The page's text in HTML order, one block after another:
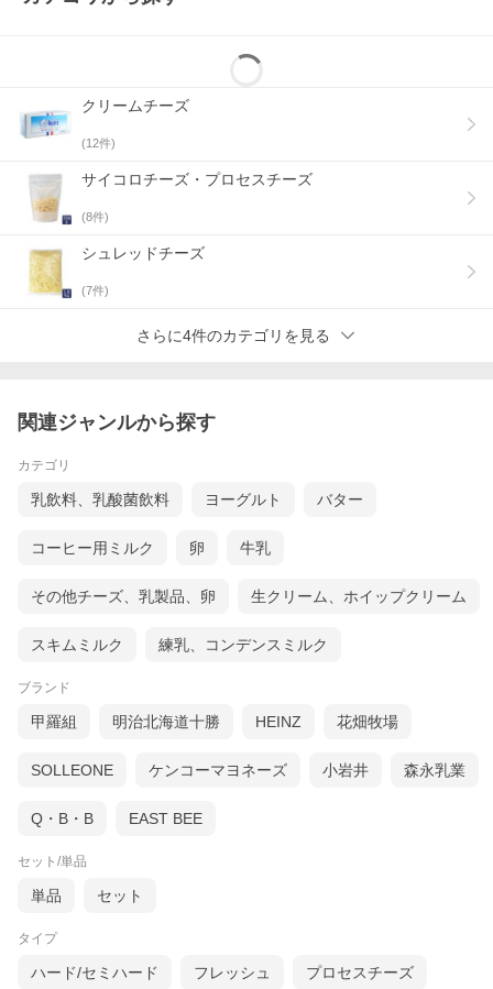
クリームチーズ
(12件)
サイコロチーズ・プロセスチーズ
(8件)
シュレッドチーズ
(7件)
さらに4件のカテゴリを見る
関連ジャンルから探す
カテゴリ
乳飲料、乳酸菌飲料 ヨーグルト バター
コーヒー用ミルク 卵 牛乳
その他チーズ、乳製品、卵 生クリーム、ホイップクリーム
スキムミルク 練乳、コンデンスミルク
ブランド
甲羅組 明治北海道十勝 HEINZ 花畑牧場
SOLLEONE ケンコーマヨネーズ 小岩井 森永乳業
Q・B・B EAST BEE
セット/単品
単品 セット
タイプ
ハード/セミハード フレッシュ プロセスチーズ